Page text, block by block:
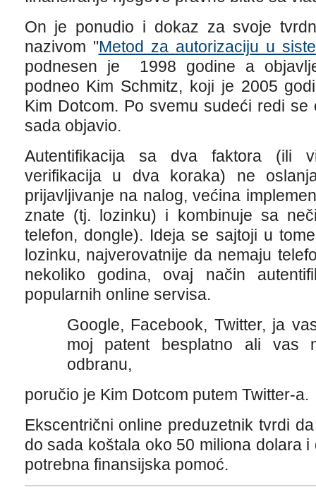
On je ponudio i dokaz za svoje
nazivom "Metod za autorizaciju u
podnesen je 1998 godine a
podneo Kim Schmitz, koji je 2005
Kim Dotcom. Po svemu sudeći redi
sada objavio.
Autentifikacija sa dva faktora (ili
verifikacija u dva koraka) ne
prijavljivanje na nalog, većina
znate (tj. lozinku) i kombinuje sa
telefon, dongle). Ideja se sajtoji u
lozinku, najverovatnije da nemaju
nekoliko godina, ovaj način
popularnih online servisa.
Google, Facebook, Twitter, ja
moj patent besplatno ali vas
odbranu,
poručio je Kim Dotcom putem Twitter-a.
Ekscentrični online preduzetnik tvrdi
do sada koštala oko 50 miliona dolara
potrebna finansijska pomoć.